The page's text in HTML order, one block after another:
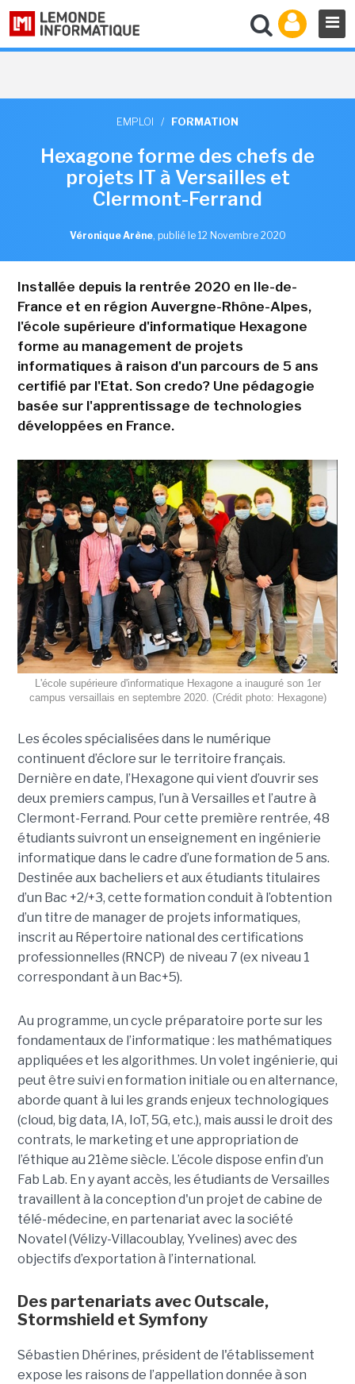
EMPLOI / FORMATION
Hexagone forme des chefs de
projets IT à Versailles et
Clermont-Ferrand
Véronique Arène, publié le 12 Novembre 2020
Installée depuis la rentrée 2020 en Ile-de-
France et en région Auvergne-Rhône-Alpes,
l'école supérieure d'informatique Hexagone
forme au management de projets
informatiques à raison d'un parcours de 5 ans
certifié par l'Etat. Son credo? Une pédagogie
basée sur l'apprentissage de technologies
développées en France.
L'école supérieure d'informatique Hexagone a inauguré son 1er
campus versaillais en septembre 2020. (Crédit photo: Hexagone)
Les écoles spécialisées dans le numérique
continuent d’éclore sur le territoire français.
Dernière en date, l’Hexagone qui vient d’ouvrir ses
deux premiers campus, l’un à Versailles et l’autre à
Clermont-Ferrand. Pour cette première rentrée, 48
étudiants suivront un enseignement en ingénierie
informatique dans le cadre d’une formation de 5 ans.
Destinée aux bacheliers et aux étudiants titulaires
d’un Bac +2/+3, cette formation conduit à l’obtention
d’un titre de manager de projets informatiques,
inscrit au Répertoire national des certifications
professionnelles (RNCP) de niveau 7 (ex niveau 1
correspondant à un Bac+5).
Au programme, un cycle préparatoire porte sur les
fondamentaux de l’informatique : les mathématiques
appliquées et les algorithmes. Un volet ingénierie, qui
peut être suivi en formation initiale ou en alternance,
aborde quant à lui les grands enjeux technologiques
(cloud, big data, IA, IoT, 5G, etc.), mais aussi le droit des
contrats, le marketing et une appropriation de
l’éthique au 21ème siècle. L’école dispose enfin d’un
Fab Lab. En y ayant accès, les étudiants de Versailles
travaillent à la conception d'un projet de cabine de
télé-médecine, en partenariat avec la société
Novatel (Vélizy-Villacoublay, Yvelines) avec des
objectifs d’exportation à l’international.
Des partenariats avec Outscale,
Stormshield et Symfony
Sébastien Dhérines, président de l'établissement
expose les raisons de l’appellation donnée à son